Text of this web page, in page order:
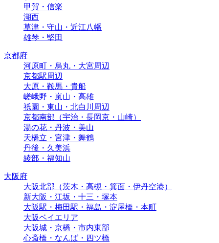
甲賀・信楽
湖西
草津・守山・近江八幡
雄琴・堅田
京都府
河原町・烏丸・大宮周辺
京都駅周辺
大原・鞍馬・貴船
嵯峨野・嵐山・高雄
祇園・東山・北白川周辺
京都南部（宇治・長岡京・山崎）
湯の花・丹波・美山
天橋立・宮津・舞鶴
丹後・久美浜
綾部・福知山
大阪府
大阪北部（茨木・高槻・箕面・伊丹空港）
新大阪・江坂・十三・塚本
大阪駅・梅田駅・福島・淀屋橋・本町
大阪ベイエリア
大阪城・京橋・市内東部
心斎橋・なんば・四ツ橋